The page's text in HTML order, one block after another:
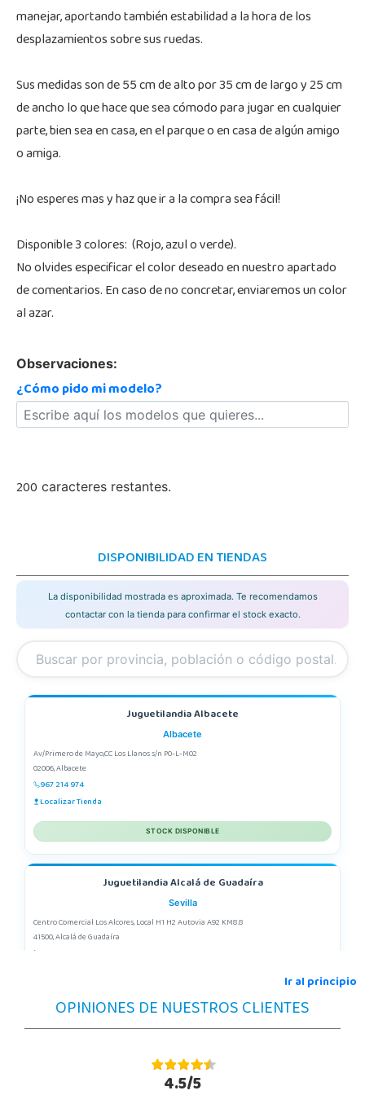
manejar, aportando también estabilidad a la hora de los
desplazamientos sobre sus ruedas.
Sus medidas son de 55 cm de alto por 35 cm de largo y 25 cm
de ancho lo que hace que sea cómodo para jugar en cualquier
parte, bien sea en casa, en el parque o en casa de algún amigo
o amiga.
¡No esperes mas y haz que ir a la compra sea fácil!
Disponible 3 colores: (Rojo, azul o verde).
No olvides especificar el color deseado en nuestro apartado
de comentarios. En caso de no concretar, enviaremos un color
al azar.
Observaciones:
¿Cómo pido mi modelo?
200 caracteres restantes.
DISPONIBILIDAD EN TIENDAS
La disponibilidad mostrada es aproximada. Te recomendamos
contactar con la tienda para confirmar el stock exacto.
Juguetilandia Albacete
Albacete
Av/Primero de Mayo,CC Los Llanos s/n P0-L-M02
02006, Albacete
967 214 974
Localizar Tienda
STOCK DISPONIBLE
Juguetilandia Alcalá de Guadaíra
Sevilla
Centro Comercial Los Alcores, Local H1 H2 Autovia A92 KM8.8
41500, Alcalá de Guadaíra
Juguetilandia Alcobendas
Madrid
Ir al principio
OPINIONES DE NUESTROS CLIENTES
4.5/5